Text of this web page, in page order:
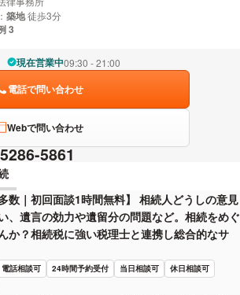
築地徒歩3分
3
現在営業中09:30 - 21:00
電話で問い合わせ
Webで問い合わせ
5861
数｜初回面談1時間無料】 相続人どうしの意見
、遺言の効力や遺留分の問題など。相続をめぐ
か？相続税に強い税理士と連携し総合的なサ
電話相談可 24時間予約受付 当日相談可
休日相談可